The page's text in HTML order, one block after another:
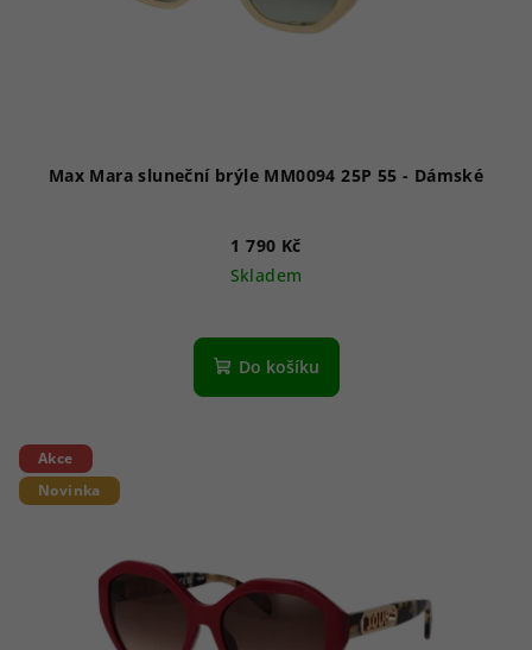
Max Mara sluneční brýle MM0094 25P 55 - Dámské
1 790 Kč
Skladem
Do košíku
Akce
Novinka